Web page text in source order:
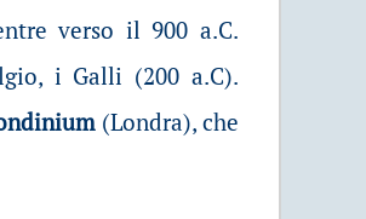
verso il 900 a.C.
i Galli (200 a.C).
(Londra), che